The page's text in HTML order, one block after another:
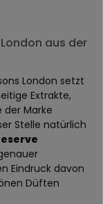
aus der
London setzt
Extrakte,
Marke
Stelle natürlich
Eindruck davon
Düften